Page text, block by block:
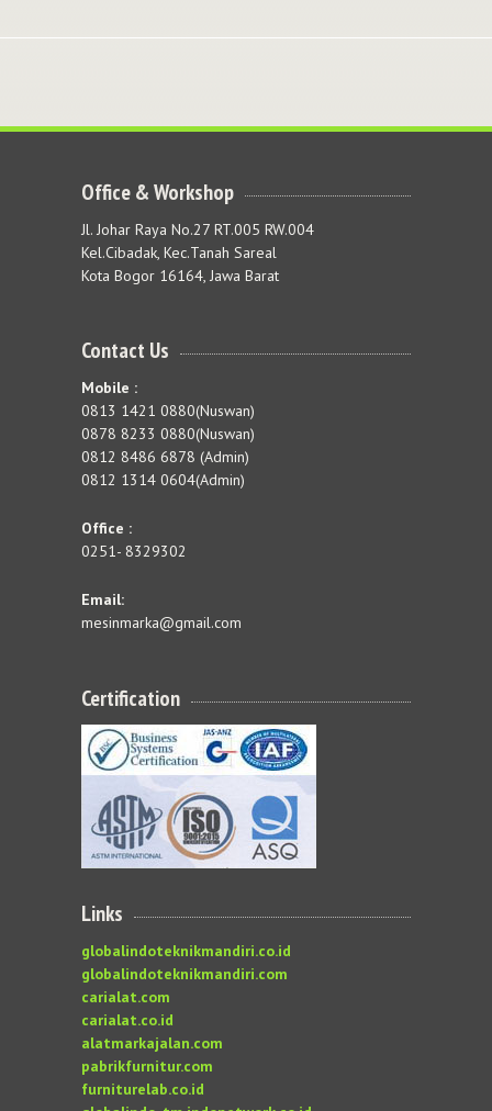
Office & Workshop
Jl. Johar Raya No.27 RT.005 RW.004
Kel.Cibadak, Kec.Tanah Sareal
Kota Bogor 16164, Jawa Barat
Contact Us
Mobile :
0813 1421 0880(Nuswan)
0878 8233 0880(Nuswan)
0812 8486 6878 (Admin)
0812 1314 0604(Admin)
Office :
0251- 8329302
Email:
mesinmarka@gmail.com
Certification
Links
globalindoteknikmandiri.co.id
globalindoteknikmandiri.com
carialat.com
carialat.co.id
alatmarkajalan.com
pabrikfurnitur.com
furniturelab.co.id